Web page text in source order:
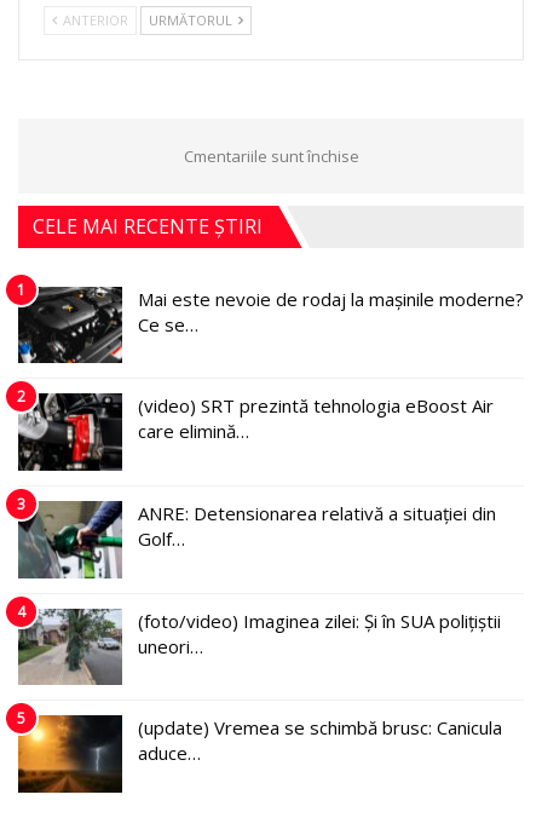
ANTERIOR URMĂTORUL
Cmentariile sunt închise
CELE MAI RECENTE ȘTIRI
1
Mai este nevoie de rodaj la mașinile moderne?
Ce se…
2
(video) SRT prezintă tehnologia eBoost Air
care elimină…
3
ANRE: Detensionarea relativă a situației din
Golf…
4
(foto/video) Imaginea zilei: Și în SUA polițiștii
uneori…
5
(update) Vremea se schimbă brusc: Canicula
aduce…